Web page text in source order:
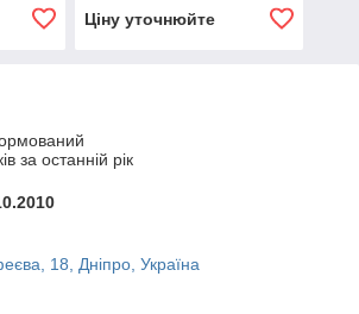
Ціну уточнюйте
за останній рік
18, Дніпро, Україна